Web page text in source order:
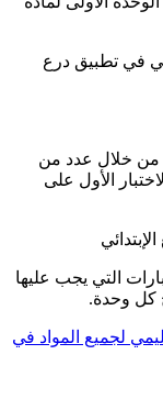
من خلال عدد من
الأول على
التي يجب عليها
كل وحدة.
لجميع المواد في